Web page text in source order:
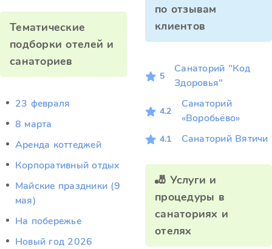
Тематические
подборки отелей и
санаториев
23 февраля
8 марта
Аренда коттеджей
Корпоративный отдых
Майские праздники (9
мая)
На побережье
Новый год 2026
по отзывам
клиентов
5
Санаторий "Код
Здоровья"
4.2
Санаторий
«Воробьёво»
4.1 Санаторий Вятичи
🎳 Услуги и
процедуры в
санаториях и
отелях